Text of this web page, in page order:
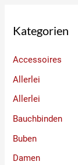
Kategorien
Accessoires
Allerlei
Allerlei
Bauchbinden
Buben
Damen